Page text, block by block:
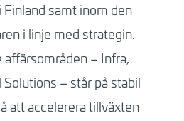
samt inom den
i linje med strategin.
affärsområden – Infra,
– står på stabil
att accelerera tillväxten